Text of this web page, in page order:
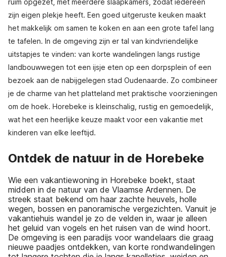
ruim opgezet, met meerdere slaapkamers, zodat iedereen
zijn eigen plekje heeft. Een goed uitgeruste keuken maakt
het makkelijk om samen te koken en aan een grote tafel lang
te tafelen. In de omgeving zijn er tal van kindvriendelijke
uitstapjes te vinden: van korte wandelingen langs rustige
landbouwwegen tot een ijsje eten op een dorpsplein of een
bezoek aan de nabijgelegen stad Oudenaarde. Zo combineer
je de charme van het platteland met praktische voorzieningen
om de hoek. Horebeke is kleinschalig, rustig en gemoedelijk,
wat het een heerlijke keuze maakt voor een vakantie met
kinderen van elke leeftijd.
Ontdek de natuur in de Horebeke
Wie een vakantiewoning in Horebeke boekt, staat
midden in de natuur van de Vlaamse Ardennen. De
streek staat bekend om haar zachte heuvels, holle
wegen, bossen en panoramische vergezichten. Vanuit je
vakantiehuis wandel je zo de velden in, waar je alleen
het geluid van vogels en het ruisen van de wind hoort.
De omgeving is een paradijs voor wandelaars die graag
nieuwe paadjes ontdekken, van korte rondwandelingen